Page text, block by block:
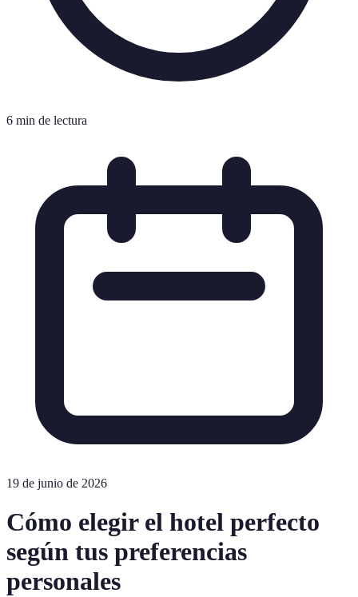
6 min de lectura
19 de junio de 2026
Cómo elegir el hotel perfecto
según tus preferencias
personales